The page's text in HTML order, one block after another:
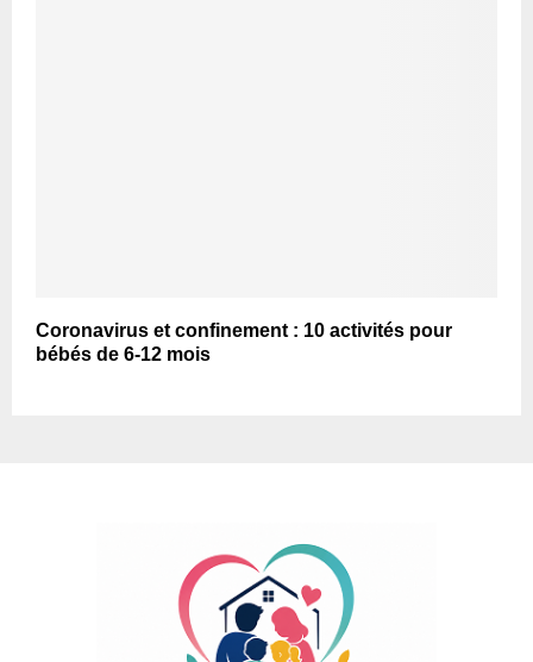
Coronavirus et confinement : 10 activités pour
bébés de 6-12 mois